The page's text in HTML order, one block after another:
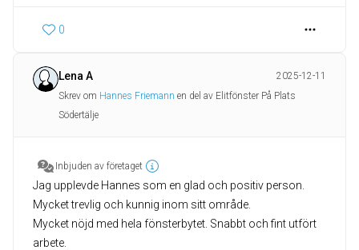
0
Lena A
2025-12-11
Skrev om Hannes Friemann en del av Elitfönster På Plats
Södertälje
Inbjuden av företaget
Jag upplevde Hannes som en glad och positiv person.
Mycket trevlig och kunnig inom sitt område.
Mycket nöjd med hela fönsterbytet. Snabbt och fint utfört
arbete.